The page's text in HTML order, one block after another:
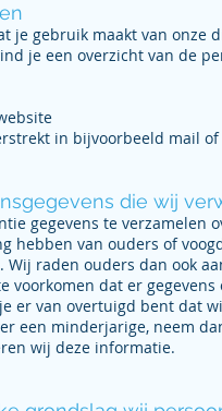
je gebruik maakt van onze
je een overzicht van de
in bijvoorbeeld mail
die wij
gegevens te verzamelen
hebben van ouders of
raden ouders dan ook
dat er
er van overtuigd bent dat
een minderjarige, neem
wij deze informatie.